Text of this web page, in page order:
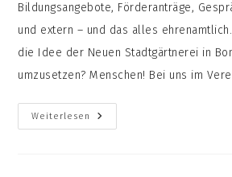
Bildungsangebote, Förderanträge,
und extern – und das alles
die Idee der Neuen Stadtgärtnerei in
umzusetzen? Menschen! Bei uns im
Weiterlesen
Hallo
Menschen